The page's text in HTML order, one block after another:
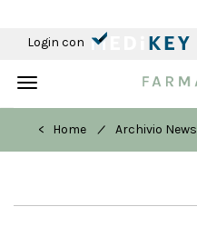
Login con
Toggle
< Home
/ Archivio News